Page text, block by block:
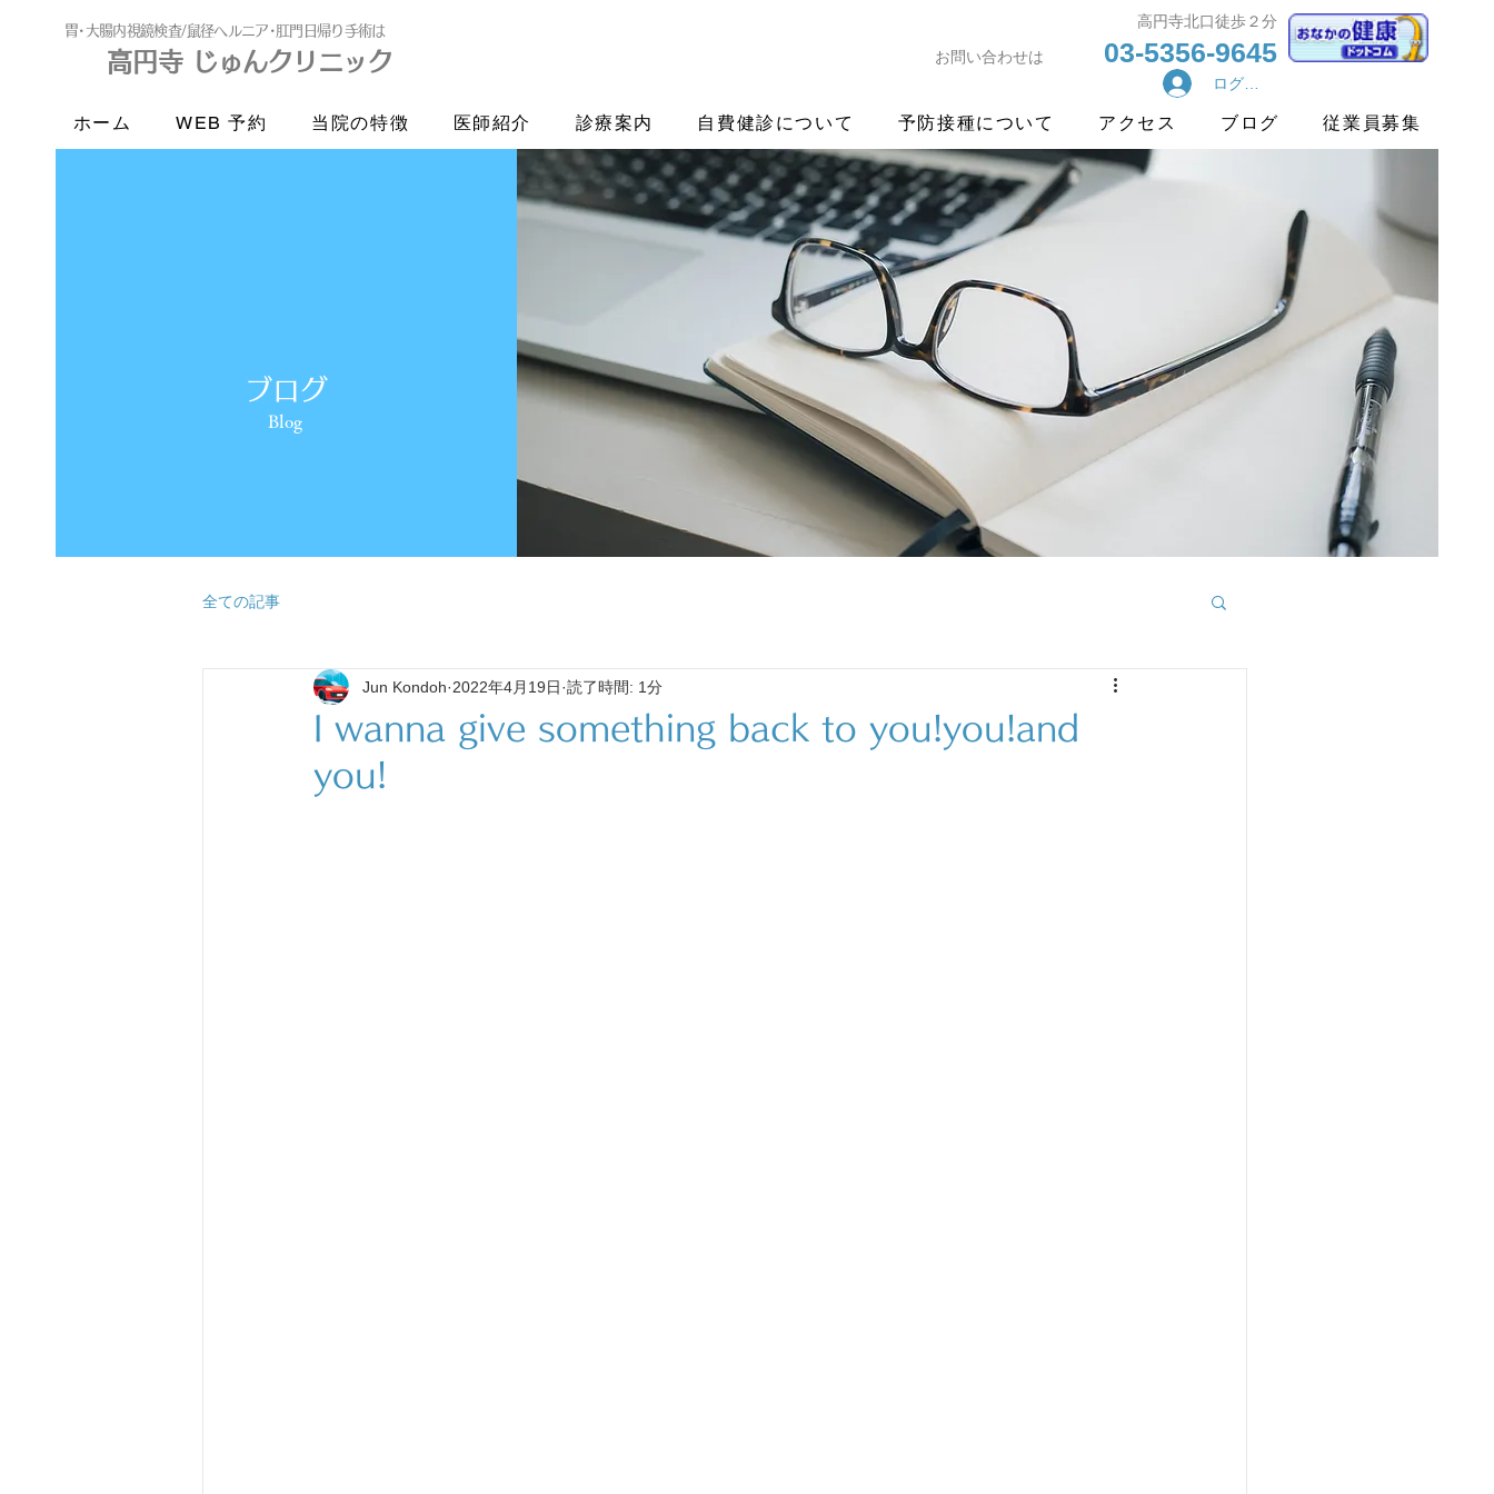
​胃･大腸内視鏡検査/鼠径ヘルニア･肛門日帰り手術は
高円寺 じゅんクリニック
高円寺 じゅんクリニック
​高円寺北口徒歩２分
お問い合わせは
03-5356-9645
ホーム WEB 予約 当院の特徴 医師紹介 診療案内 自費健診について 予防接種について アクセス ブログ 従業員募集
ログイン
ブログ
Blog
全ての記事
I wanna give something back to you!you!and
you!
Jun Kondoh 2022年4月19日 読了時間: 1分